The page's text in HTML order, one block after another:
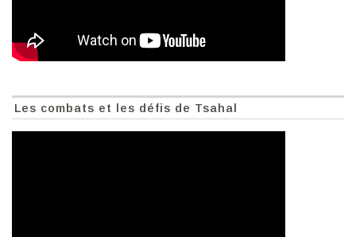
Les combats et les défis de Tsahal